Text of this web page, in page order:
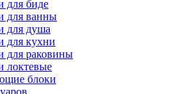
для биде
для ванны
для душа
для кухни
для раковины
локтевые
блоки